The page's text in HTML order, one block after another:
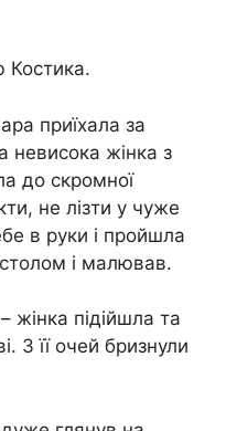
Костика.
приїхала за
невисока жінка з
до скромної
не лізти у чуже
в руки і пройшла
столом і малював.
підійшла та
З її очей бризнули